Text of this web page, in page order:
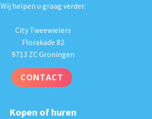
Wij helpen u graag verder:
City Tweewielers
Florakade 82
9713 ZC Groningen
CONTACT
Kopen of huren